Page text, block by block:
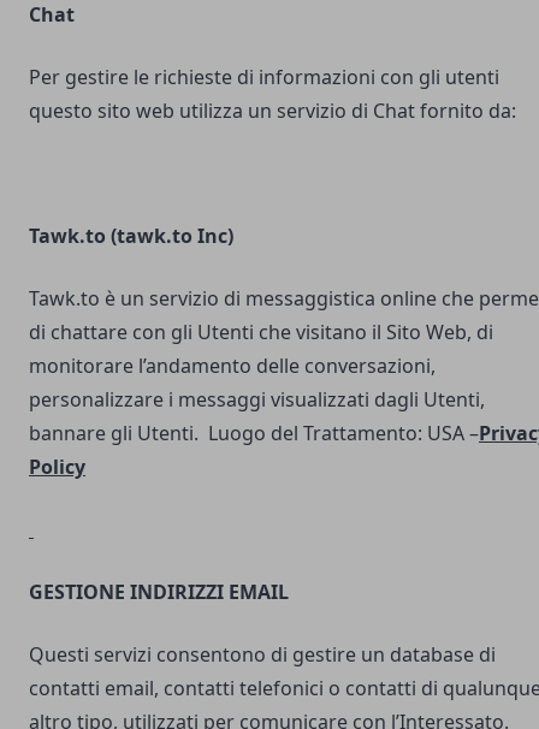
Chat
Per gestire le richieste di informazioni con gli utenti
questo sito web utilizza un servizio di Chat fornito da:
Tawk.to (tawk.to Inc)
Tawk.to è un servizio di messaggistica online che
di chattare con gli Utenti che visitano il Sito Web, di
monitorare l’andamento delle conversazioni,
personalizzare i messaggi visualizzati dagli Utenti,
bannare gli Utenti. Luogo del Trattamento: USA –
Policy
GESTIONE INDIRIZZI EMAIL
Questi servizi consentono di gestire un database di
contatti email, contatti telefonici o contatti di
altro tipo, utilizzati per comunicare con l’Interessato.